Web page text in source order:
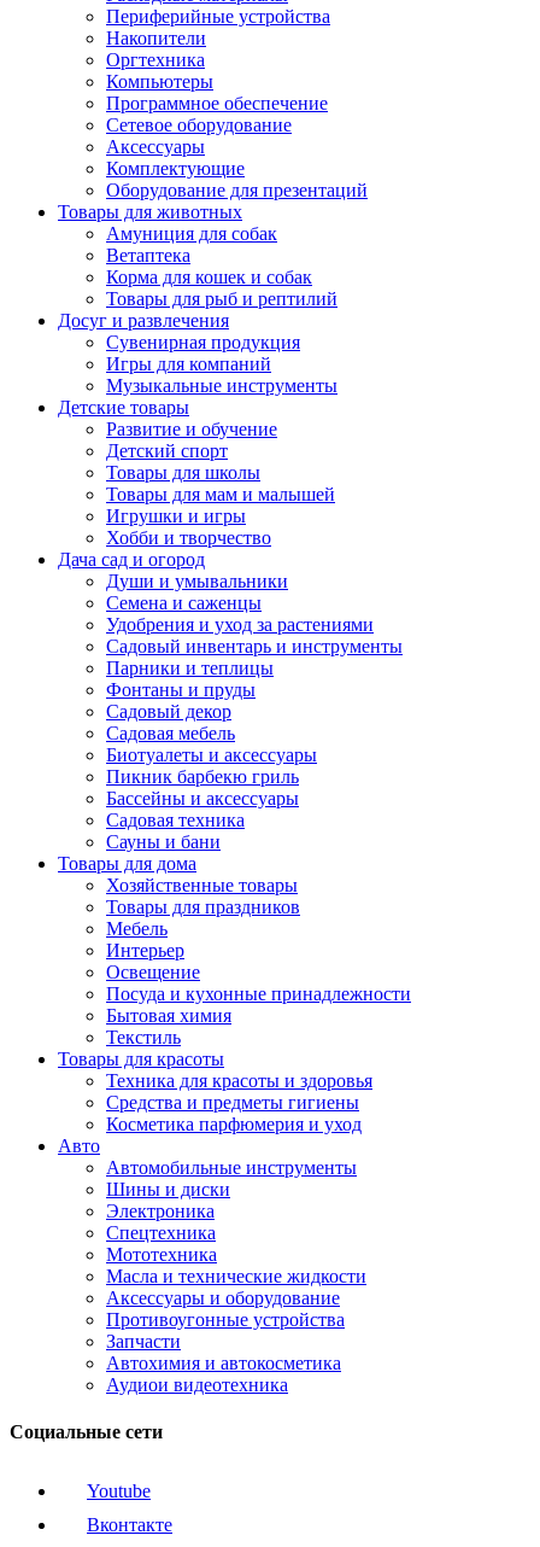
Периферийные устройства
Накопители
Оргтехника
Компьютеры
Программное обеспечение
Сетевое оборудование
Аксессуары
Комплектующие
Оборудование для презентаций
Товары для животных
Амуниция для собак
Ветаптека
Корма для кошек и собак
Товары для рыб и рептилий
Досуг и развлечения
Сувенирная продукция
Игры для компаний
Музыкальные инструменты
Детские товары
Развитие и обучение
Детский спорт
Товары для школы
Товары для мам и малышей
Игрушки и игры
Хобби и творчество
Дача сад и огород
Души и умывальники
Семена и саженцы
Удобрения и уход за растениями
Садовый инвентарь и инструменты
Парники и теплицы
Фонтаны и пруды
Садовый декор
Садовая мебель
Биотуалеты и аксессуары
Пикник барбекю гриль
Бассейны и аксессуары
Садовая техника
Сауны и бани
Товары для дома
Хозяйственные товары
Товары для праздников
Мебель
Интерьер
Освещение
Посуда и кухонные принадлежности
Бытовая химия
Текстиль
Товары для красоты
Техника для красоты и здоровья
Средства и предметы гигиены
Косметика парфюмерия и уход
Авто
Автомобильные инструменты
Шины и диски
Электроника
Спецтехника
Мототехника
Масла и технические жидкости
Аксессуары и оборудование
Противоугонные устройства
Запчасти
Автохимия и автокосметика
Аудиои видеотехника
Социальные сети
Youtube
Вконтакте